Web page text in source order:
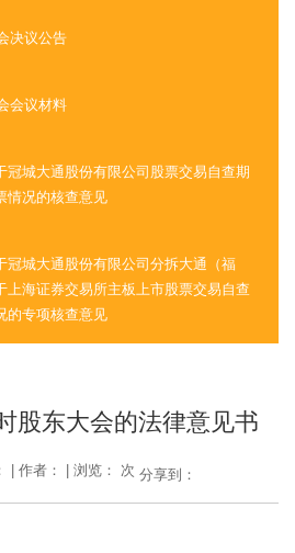
决议公告
会议材料
冠城大通股份有限公司股票交易自查期
情况的核查意见
冠城大通股份有限公司分拆大通（福
上海证券交易所主板上市股票交易自查
的专项核查意见
股东大会的法律意见书
作者： 浏览： 次 分享到：